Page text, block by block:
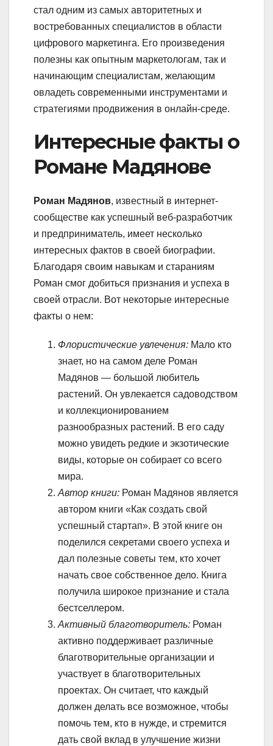
стал одним из самых авторитетных и
востребованных специалистов в области
цифрового маркетинга. Его произведения
полезны как опытным маркетологам, так и
начинающим специалистам, желающим
овладеть современными инструментами и
стратегиями продвижения в онлайн-среде.
Интересные факты о
Романе Мадянове
Роман Мадянов, известный в интернет-
сообществе как успешный веб-разработчик
и предприниматель, имеет несколько
интересных фактов в своей биографии.
Благодаря своим навыкам и стараниям
Роман смог добиться признания и успеха в
своей отрасли. Вот некоторые интересные
факты о нем:
Флористические увлечения: Мало кто
знает, но на самом деле Роман
Мадянов — большой любитель
растений. Он увлекается садоводством
и коллекционированием
разнообразных растений. В его саду
можно увидеть редкие и экзотические
виды, которые он собирает со всего
мира.
Автор книги: Роман Мадянов является
автором книги «Как создать свой
успешный стартап». В этой книге он
поделился секретами своего успеха и
дал полезные советы тем, кто хочет
начать свое собственное дело. Книга
получила широкое признание и стала
бестселлером.
Активный благотворитель: Роман
активно поддерживает различные
благотворительные организации и
участвует в благотворительных
проектах. Он считает, что каждый
должен делать все возможное, чтобы
помочь тем, кто в нужде, и стремится
дать свой вклад в улучшение жизни